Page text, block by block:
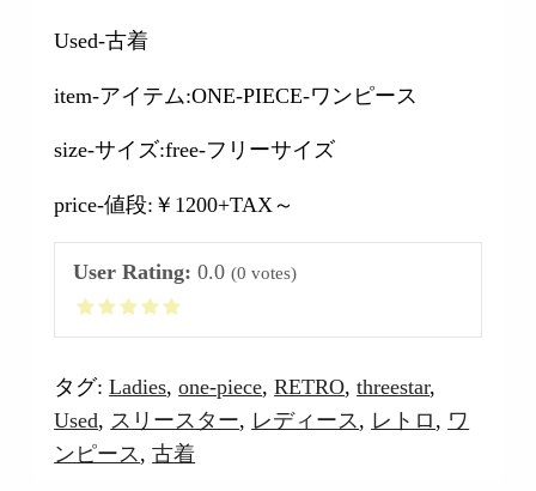
Used-古着
item-アイテム:ONE-PIECE-ワンピース
size-サイズ:free-フリーサイズ
price-値段:￥1200+TAX～
User Rating:0.0 (0 votes)
タグ:Ladies,one-piece,RETRO,threestar,
Used, スリースター, レディース , レトロ , ワ
ンピース ,古着